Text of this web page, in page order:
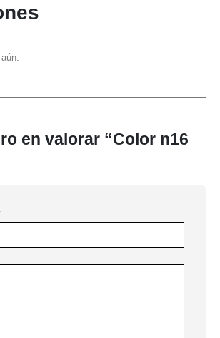
en valorar “Color n16